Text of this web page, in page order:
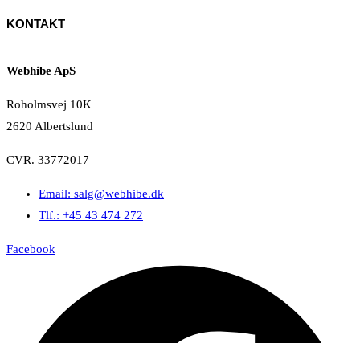
a
KONTAKT
Webhibe ApS
Roholmsvej 10K
2620 Albertslund
CVR. 33772017
Email: salg@webhibe.dk
Tlf.: +45 43 474 272
Facebook